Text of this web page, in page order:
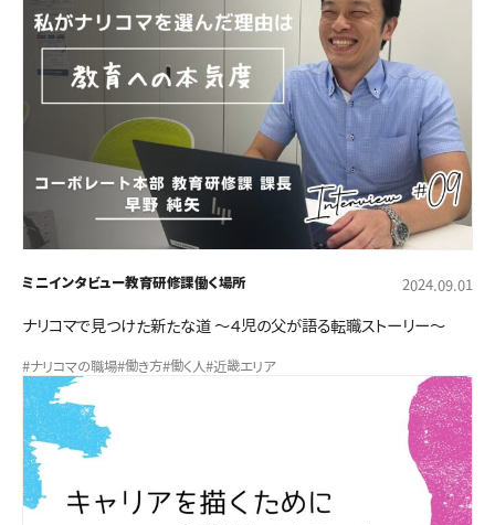
ミニインタビュー教育研修課働く場所 2024.09.01
ナリコマで見つけた新たな道 ～４児の父が語る転職ストーリー～
#ナリコマの職場#働き方#働く人#近畿エリア